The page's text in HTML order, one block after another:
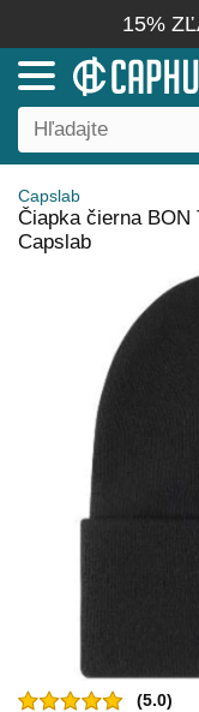
15%
Capslab
Čiapka čierna
Capslab
(5.0)